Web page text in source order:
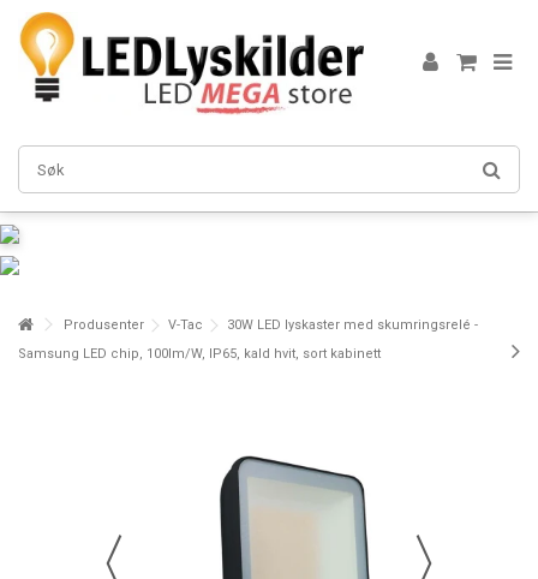
Produsenter V-Tac
30W LED lyskaster med skumringsrelé -
Samsung LED chip, 100lm/W, IP65, kald hvit, sort kabinett